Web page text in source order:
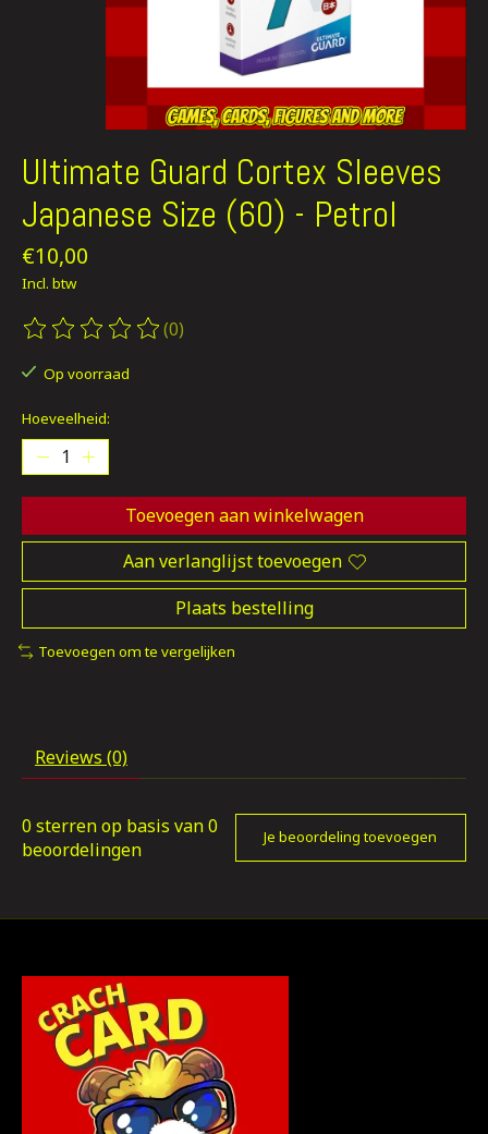
Ultimate Guard Cortex Sleeves
Japanese Size (60) - Petrol
€10,00
Incl. btw
De beoordeling van dit product is
(0)
Op voorraad
Hoeveelheid:
Toevoegen aan winkelwagen
Aan verlanglijst toevoegen
Plaats bestelling
Toevoegen om te vergelijken
Reviews (0)
0 sterren op basis van0
beoordelingen
Je beoordeling toevoegen